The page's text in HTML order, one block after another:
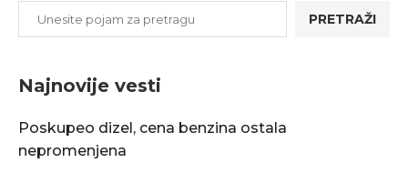
PRETRAŽI
Najnovije vesti
Poskupeo dizel, cena benzina ostala
nepromenjena